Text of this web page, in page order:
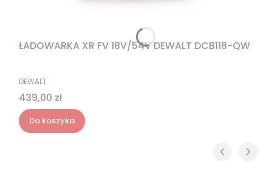
ŁADOWARKA XR FV 18V/54V DEWALT DCB118-QW
PRODUCENT
DEWALT
Cena
439,00 zł
Do koszyka